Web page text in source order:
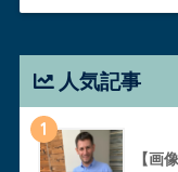
人気記事
1
【画